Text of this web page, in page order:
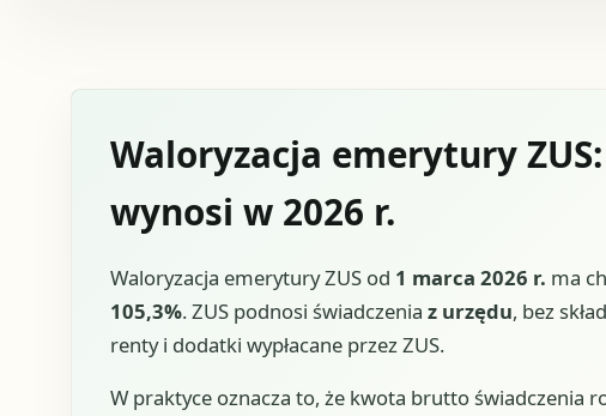
Waloryzacja emerytury
wynosi w 2026 r.
Waloryzacja emerytury ZUS od 1 marca 2026 r. ma
105,3%. ZUS podnosi świadczenia z urzędu, bez
renty i dodatki wypłacane przez ZUS.
W praktyce oznacza to, że kwota brutto świadczenia